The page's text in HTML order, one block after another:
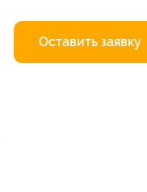
Оставить заявку